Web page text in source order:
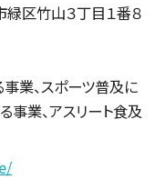
区竹山３丁目１番８
業、スポーツ普及に
事業、アスリート食及